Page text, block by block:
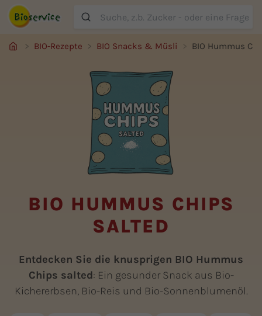
Suche
BIO-Rezepte BIO Snacks & Müsli BIO Hummus
BIO HUMMUS CHIPS
SALTED
Entdecken Sie die knusprigen BIO Hummus
Chips salted: Ein gesunder Snack aus Bio-
Kichererbsen, Bio-Reis und Bio-Sonnenblumenöl.